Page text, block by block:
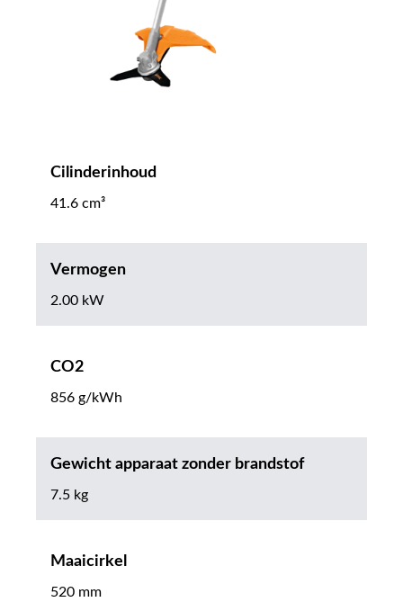
Cilinderinhoud
41.6 cm³
Vermogen
2.00 kW
CO2
856 g/kWh
Gewicht apparaat zonder brandstof
7.5 kg
Maaicirkel
520 mm